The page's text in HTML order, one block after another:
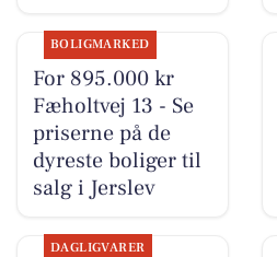
BOLIGMARKED
For 895.000 kr
Fæholtvej 13 - Se
priserne på de
dyreste boliger til
salg i Jerslev
DAGLIGVARER